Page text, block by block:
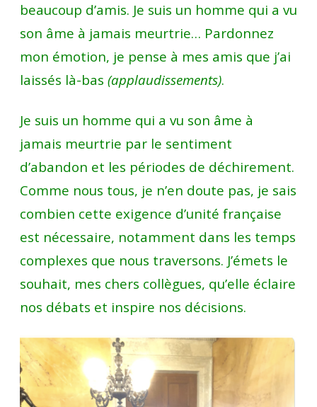
beaucoup d’amis. Je suis un homme qui a vu
son âme à jamais meurtrie… Pardonnez
mon émotion, je pense à mes amis que j’ai
laissés là-bas (applaudissements).
Je suis un homme qui a vu son âme à
jamais meurtrie par le sentiment
d’abandon et les périodes de déchirement.
Comme nous tous, je n’en doute pas, je sais
combien cette exigence d’unité française
est nécessaire, notamment dans les temps
complexes que nous traversons. J’émets le
souhait, mes chers collègues, qu’elle éclaire
nos débats et inspire nos décisions.